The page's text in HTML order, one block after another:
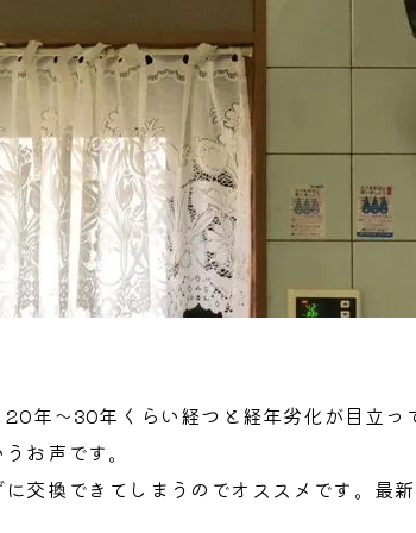
年～30年くらい経つと経年劣化が目立
お声です。
交換できてしまうのでオススメです。最